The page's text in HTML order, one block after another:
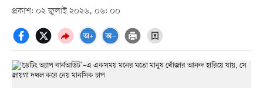
প্রকাশ: ০২ জুলাই ২০২৬, ০৬: ০০